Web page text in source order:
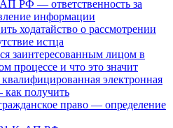
РФ — ответственность за
информации
ходатайство о рассмотрении
истца
заинтересованным лицом в
процессе и что это значит
электронная
получить
право — определение